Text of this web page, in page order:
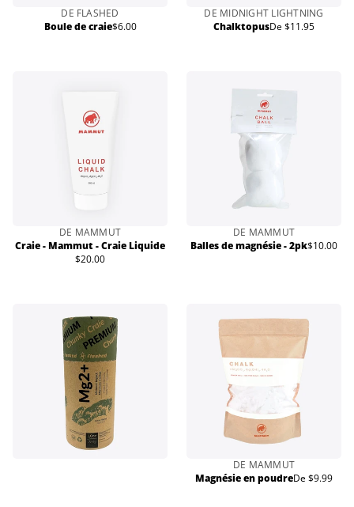
DE FLASHED
Boule de craiePrix
$6.00
DE MIDNIGHT LIGHTNING
ChalktopusPrix
De $11.95
DE MAMMUT
Craie - Mammut - Craie Liquide
Prix
$20.00
DE MAMMUT
Balles de magnésie - 2pkPrix
$10.00
DE MAMMUT
Magnésie en poudrePrix
De $9.99